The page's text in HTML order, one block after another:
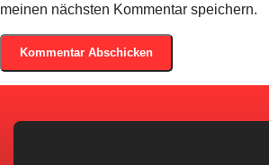
meinen nächsten Kommentar speichern.